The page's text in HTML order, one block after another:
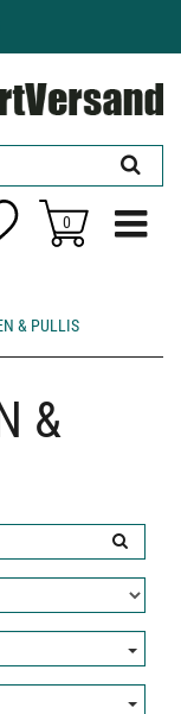
0 Menü
& PULLIS
&